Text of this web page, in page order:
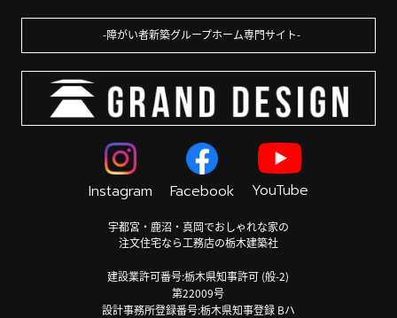
障がい者新築グループホーム専門サイト
Instagram Facebook YouTube
宇都宮・鹿沼・真岡でおしゃれな家の
注文住宅なら工務店の栃木建築社
建設業許可番号:栃木県知事許可 (般-2)
第22009号
設計事務所登録番号:栃木県知事登録 Bハ